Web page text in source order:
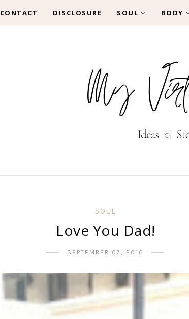
CONTACT DISCLOSURE SOUL BODY
SOUL
Love You Dad!
SEPTEMBER 07, 2016